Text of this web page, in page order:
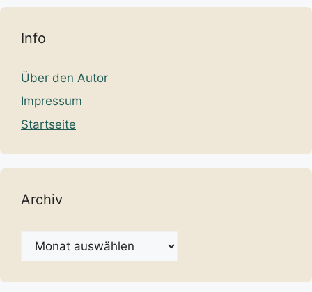
Info
Über den Autor
Impressum
Startseite
Archiv
Archiv